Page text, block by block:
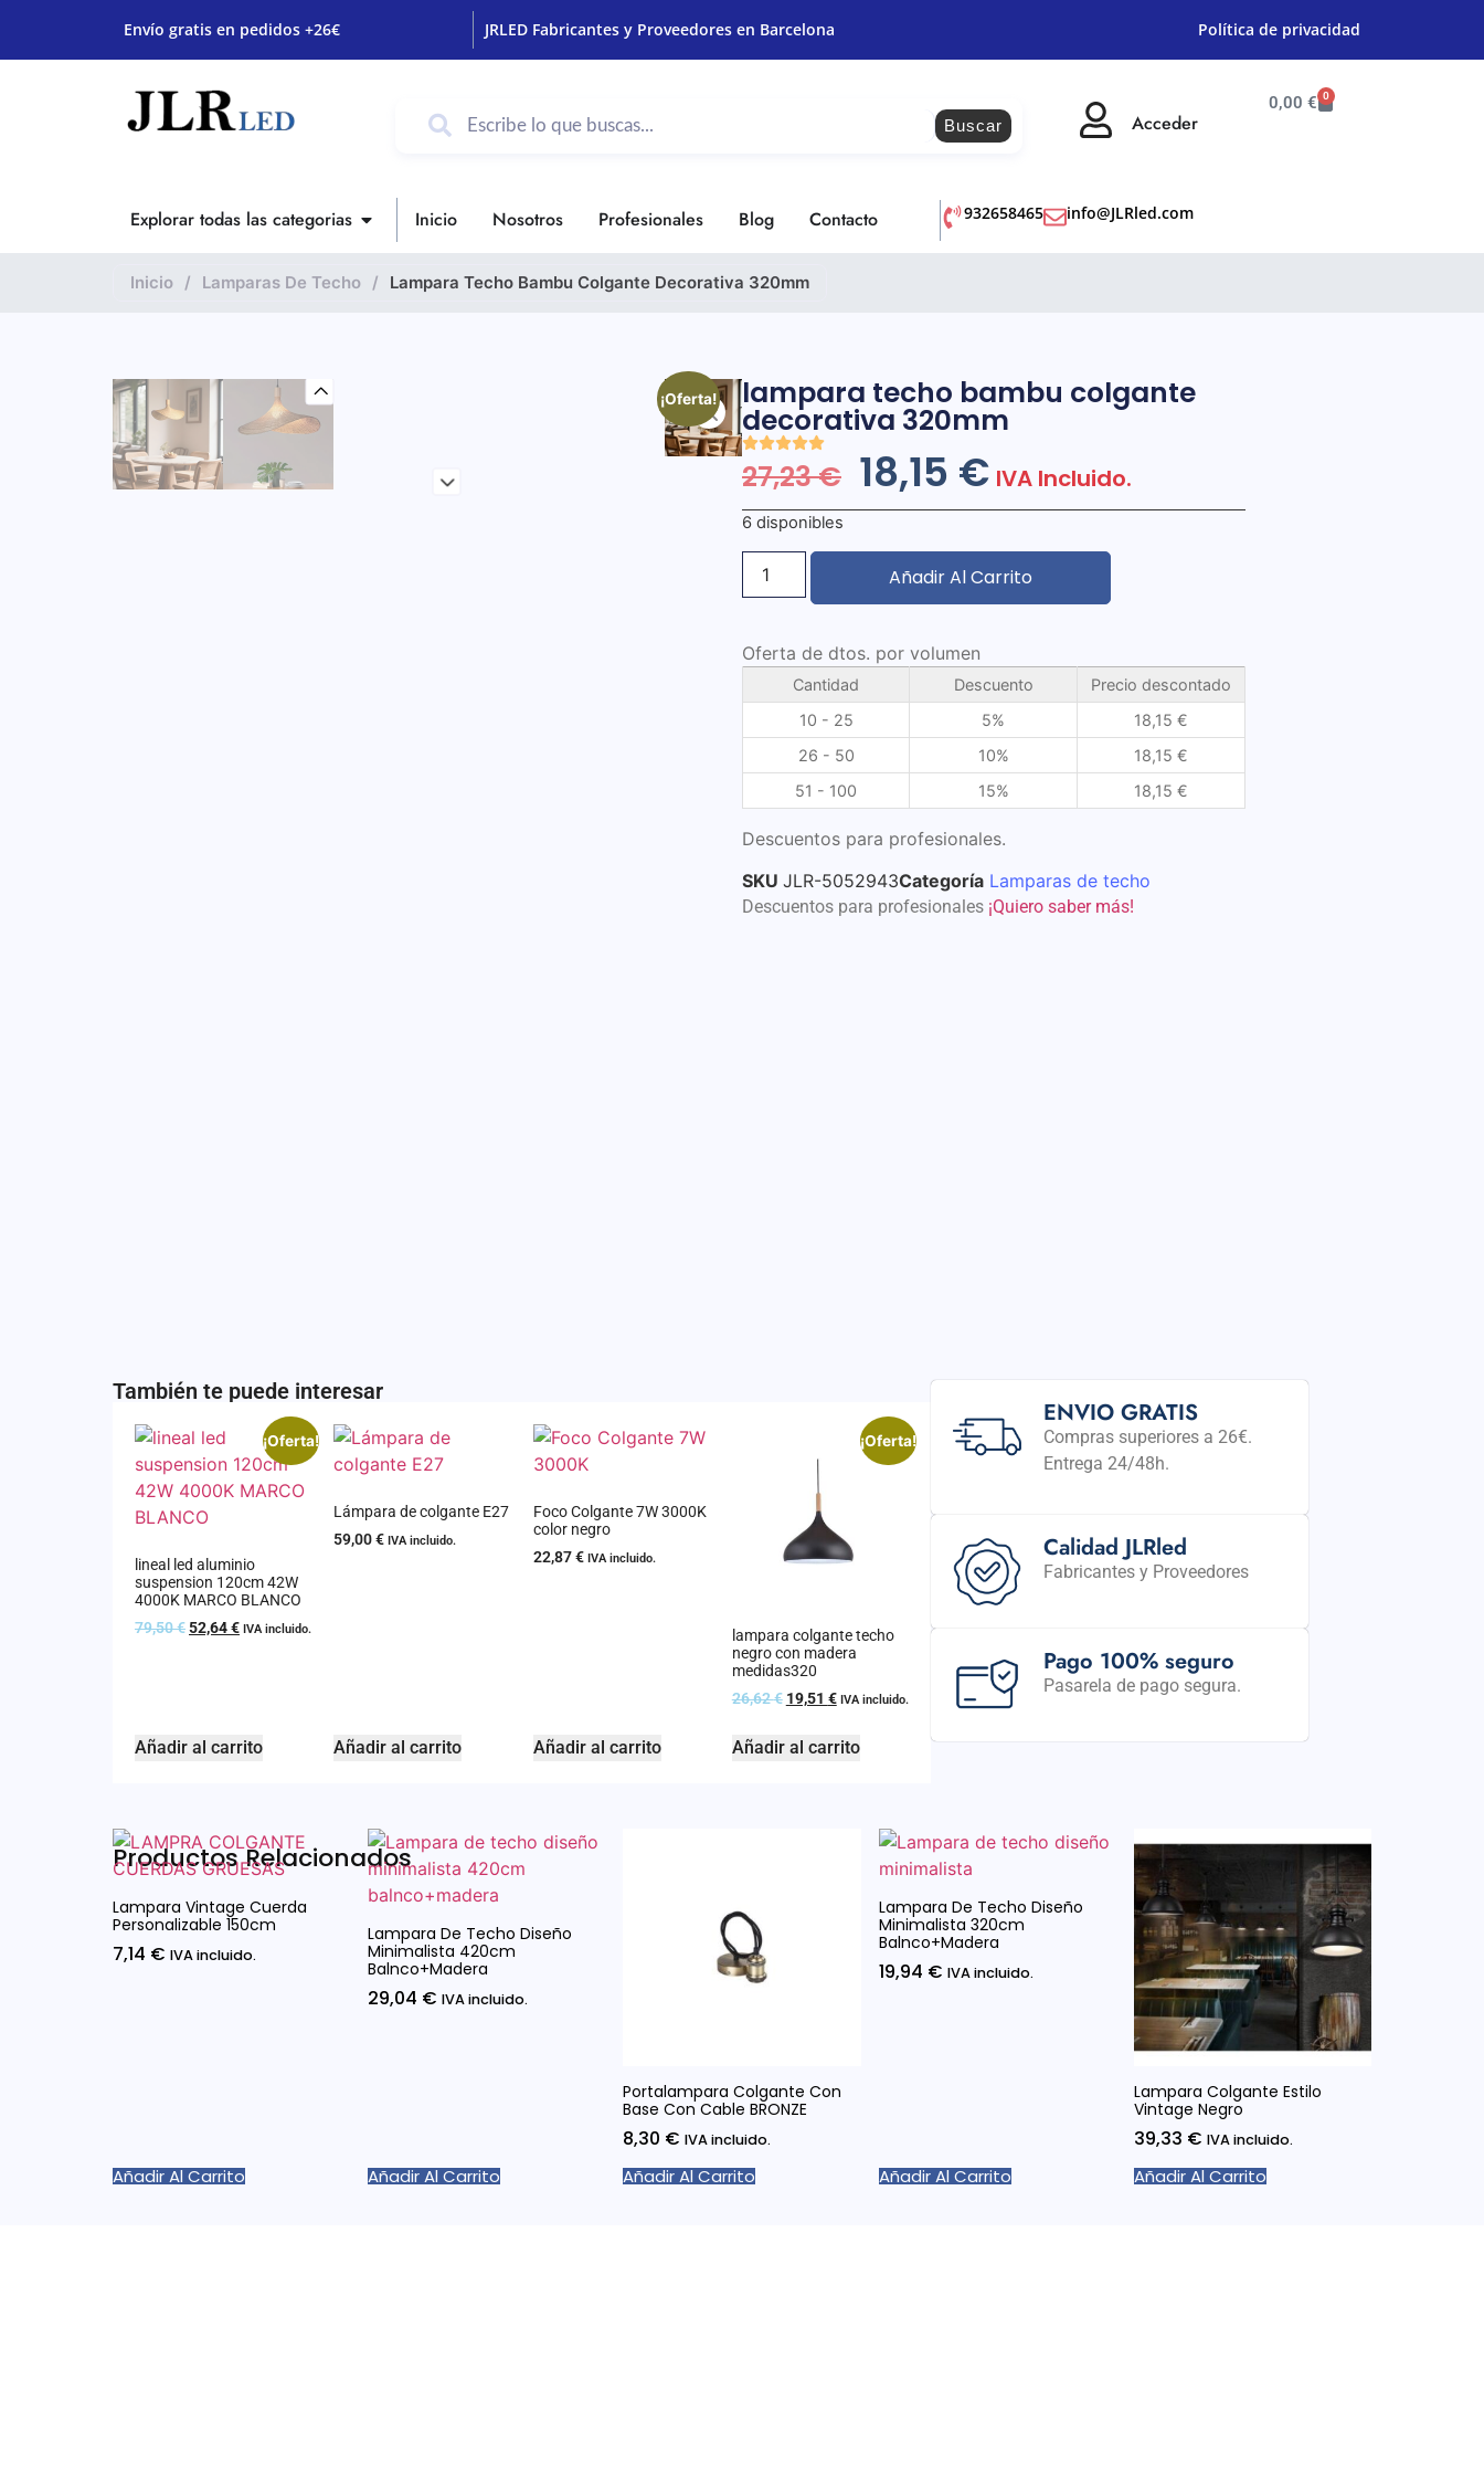
Envío gratis en pedidos +26€ JRLED Fabricantes y Proveedores en Barcelona Política de privacidad
Buscar Acceder
0,00 € 0
Explorar todas las categorias Inicio Nosotros Profesionales Blog Contacto 932658465 info@JLRled.com
Inicio / Lamparas De Techo / Lampara Techo Bambu Colgante Decorativa 320mm
¡Oferta! lampara techo bambu colgante
decorativa 320mm
27,23€ 18,15 € IVA Incluido.
6 disponibles
Añadir Al Carrito
Oferta de dtos. por volumen
Cantidad Descuento
Precio descontado
10 - 25
5% 18,15 €
26 - 50
10% 18,15 €
51 - 100
15% 18,15 €
Descuentos para profesionales.
SKU JLR-5052943Categoría Lamparas de techo
Descuentos para profesionales ¡Quiero saber más!
También te puede interesar
¡Oferta!
lineal led aluminio
suspension 120cm 42W
4000K MARCO BLANCO
79,50€52,64€ IVA incluido.
Añadir al carrito
Lámpara de colgante E27
59,00€ IVA incluido.
Añadir al carrito
Foco Colgante 7W 3000K
color negro
22,87€ IVA incluido.
Añadir al carrito
¡Oferta!
lampara colgante techo
negro con madera
medidas320
26,62€ 19,51 € IVA incluido.
Añadir al carrito
ENVIO GRATIS
Compras superiores a 26€.
Entrega 24/48h.
Calidad JLRled
Fabricantes y Proveedores
Pago 100% seguro
Pasarela de pago segura.
Productos Relacionados
Lampara Vintage Cuerda
Personalizable 150cm
7,14 € IVA incluido.
Añadir Al Carrito
Lampara De Techo Diseño
Minimalista 420cm
Balnco+madera
29,04 € IVA incluido.
Añadir Al Carrito
Portalampara Colgante Con
Base Con Cable BRONZE
8,30 € IVA incluido.
Añadir Al Carrito
Lampara De Techo Diseño
Minimalista 320cm
Balnco+madera
19,94 € IVA incluido.
Añadir Al Carrito
Lampara Colgante Estilo
Vintage Negro
39,33 € IVA incluido.
Añadir Al Carrito